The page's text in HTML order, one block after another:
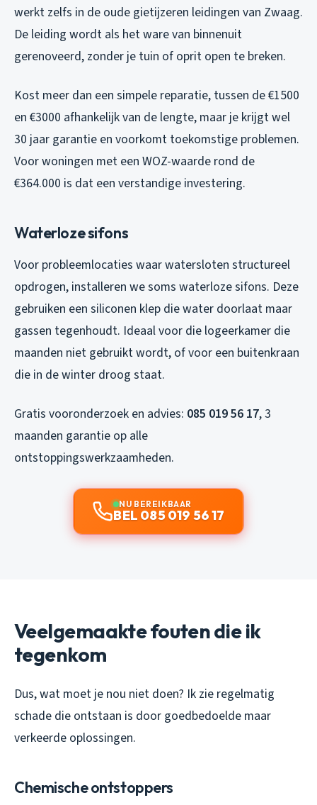
werkt zelfs in de oude gietijzeren leidingen van Zwaag.
De leiding wordt als het ware van binnenuit
gerenoveerd, zonder je tuin of oprit open te breken.
Kost meer dan een simpele reparatie, tussen de €1500
en €3000 afhankelijk van de lengte, maar je krijgt wel
30 jaar garantie en voorkomt toekomstige problemen.
Voor woningen met een WOZ-waarde rond de
€364.000 is dat een verstandige investering.
Waterloze sifons
Voor probleemlocaties waar watersloten structureel
opdrogen, installeren we soms waterloze sifons. Deze
gebruiken een siliconen klep die water doorlaat maar
gassen tegenhoudt. Ideaal voor die logeerkamer die
maanden niet gebruikt wordt, of voor een buitenkraan
die in de winter droog staat.
Gratis vooronderzoek en advies: 085 019 56 17, 3
maanden garantie op alle
ontstoppingswerkzaamheden.
NU BEREIKBAAR
BEL 085 019 56 17
Veelgemaakte fouten die ik
tegenkom
Dus, wat moet je nou niet doen? Ik zie regelmatig
schade die ontstaan is door goedbedoelde maar
verkeerde oplossingen.
Chemische ontstoppers